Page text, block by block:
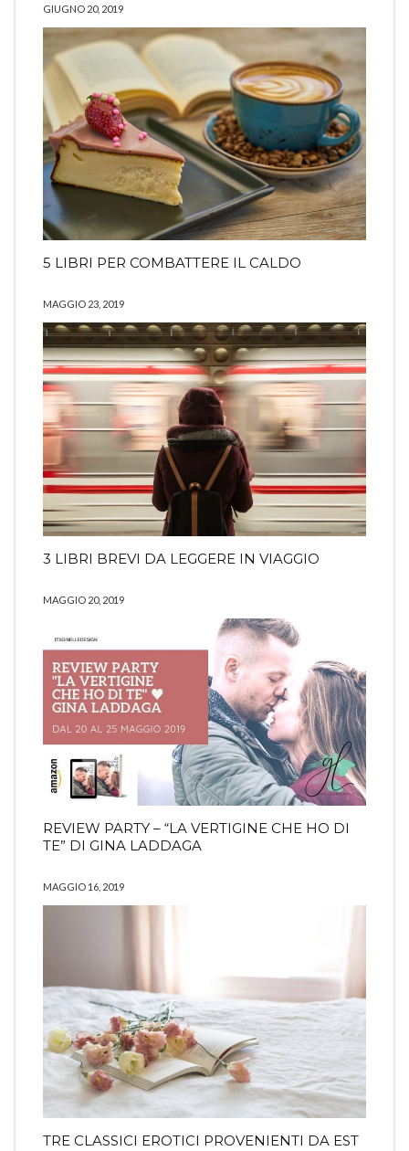
GIUGNO 20, 2019
5 LIBRI PER COMBATTERE IL CALDO
MAGGIO 23, 2019
3 LIBRI BREVI DA LEGGERE IN VIAGGIO
MAGGIO 20, 2019
REVIEW PARTY – “LA VERTIGINE CHE HO DI
TE” DI GINA LADDAGA
MAGGIO 16, 2019
TRE CLASSICI EROTICI PROVENIENTI DA EST